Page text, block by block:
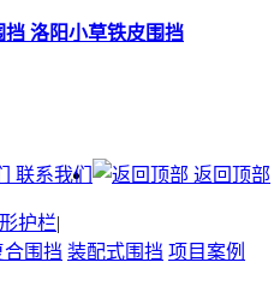
洛阳小草铁皮围挡
返回顶部
联系我们
护栏|
合围挡 装配式围挡 项目案例